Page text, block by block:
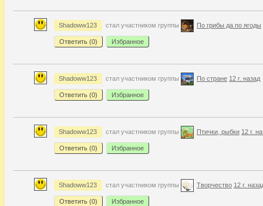
Shadoww123 стал участником группы По грибы да по ягоды
Ответить (0) Избранное
Shadoww123 стал участником группы По стране 12 г. назад
Ответить (0) Избранное
Shadoww123 стал участником группы Птички, рыбки 12 г.
Ответить (0) Избранное
Shadoww123 стал участником группы Творчество 12 г.
Ответить (0) Избранное